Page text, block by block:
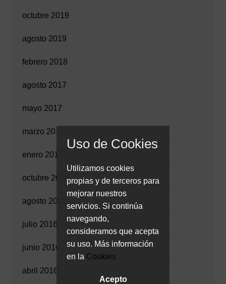
octubre 2019
agosto 2019
febrero 2018
agosto 2017
mayo 2017
marzo 2017
enero 2017
octubre 2016
agosto 2016
julio 2016
junio 2016
abril 2016
Uso de Cookies
Utilizamos cookies
propias y de terceros para
mejorar nuestros
servicios. Si continúa
navegando,
consideramos que acepta
su uso. Más información
en la Cookies
Acepto